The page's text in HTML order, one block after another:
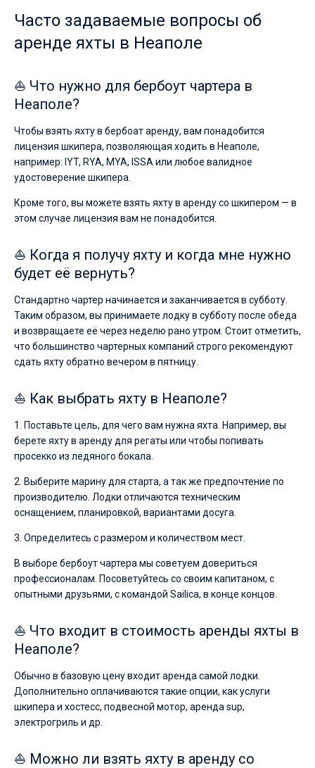
Часто задаваемые вопросы об
аренде яхты в Неаполе
⛵ Что нужно для бербоут чартера в
Неаполе?
Чтобы взять яхту в бербоат аренду, вам понадобится
лицензия шкипера, позволяющая ходить в Неаполе,
например: IYT, RYA, MYA, ISSA или любое валидное
удостоверение шкипера.
Кроме того, вы можете взять яхту в аренду со шкипером — в
этом случае лицензия вам не понадобится.
⛵ Когда я получу яхту и когда мне нужно
будет её вернуть?
Стандартно чартер начинается и заканчивается в субботу.
Таким образом, вы принимаете лодку в субботу после обеда
и возвращаете её через неделю рано утром. Стоит отметить,
что большинство чартерных компаний строго рекомендуют
сдать яхту обратно вечером в пятницу.
⛵ Как выбрать яхту в Неаполе?
1. Поставьте цель, для чего вам нужна яхта. Например, вы
берете яхту в аренду для регаты или чтобы попивать
просекко из ледяного бокала.
2. Выберите марину для старта, а так же предпочтение по
производителю. Лодки отличаются техническим
оснащением, планировкой, вариантами досуга.
3. Определитесь с размером и количеством мест.
В выборе бербоут чартера мы советуем довериться
профессионалам. Посоветуйтесь со своим капитаном, с
опытными друзьями, с командой Sailica, в конце концов.
⛵ Что входит в стоимость аренды яхты в
Неаполе?
Обычно в базовую цену входит аренда самой лодки.
Дополнительно оплачиваются такие опции, как услуги
шкипера и хостесс, подвесной мотор, аренда sup,
электрогриль и др.
⛵ Можно ли взять яхту в аренду со